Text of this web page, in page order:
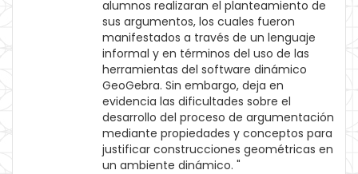
alumnos realizaran el planteamiento de
sus argumentos, los cuales fueron
manifestados a través de un lenguaje
informal y en términos del uso de las
herramientas del software dinámico
GeoGebra. Sin embargo, deja en
evidencia las dificultades sobre el
desarrollo del proceso de argumentación
mediante propiedades y conceptos para
justificar construcciones geométricas en
un ambiente dinámico. "